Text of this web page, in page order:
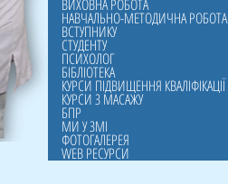
ВИХОВНА РОБОТА
НАВЧАЛЬНО-МЕТОДИЧНА РОБОТА
ВСТУПНИКУ
СТУДЕНТУ
ПСИХОЛОГ
БІБЛІОТЕКА
КУРСИ ПІДВИЩЕННЯ КВАЛІФІКАЦІЇ
КУРСИ З МАСАЖУ
БПР
МИ У ЗМІ
ФОТОГАЛЕРЕЯ
WEB РЕСУРСИ